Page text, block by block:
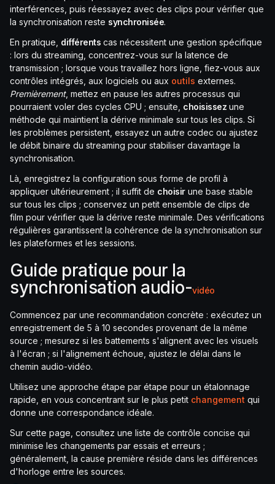
interférences, puis réessayez avec des clips pour vérifier que
la synchronisation reste synchronisée.
En pratique, différents cas nécessitent une gestion spécifique
: lors du streaming, concentrez-vous sur la latence de
transmission ; lorsque vous travaillez hors ligne, fiez-vous aux
contrôles intégrés, aux logiciels ou aux outils externes.
Premièrement, mettez en pause les autres processus qui
pourraient voler des cycles CPU ; ensuite, choisissez une
méthode qui maintient la dérive minimale sur tous les clips. Si
les problèmes persistent, essayez un autre codec ou ajustez
le débit binaire du streaming pour stabiliser davantage la
synchronisation.
Là, enregistrez la configuration sous forme de profil à
appliquer ultérieurement ; il suffit de choisirune base stable
sur tous les clips ; conservez un petit ensemble de clips de
film pour vérifier que la dérive reste minimale. Des vérifications
régulières garantissent la cohérence de la synchronisation sur
les plateformes et les sessions.
Guide pratique pour la
synchronisation audio-vidéo
Commencez par une recommandation concrète : exécutez un
enregistrement de 5 à 10 secondes provenant de la même
source ; mesurez si les battements s'alignent avec les visuels
à l'écran ; si l'alignement échoue, ajustez le délai dans le
chemin audio-vidéo.
Utilisez une approche étape par étape pour un étalonnage
rapide, en vous concentrant sur le plus petit changement qui
donne une correspondance idéale.
Sur cette page, consultez une liste de contrôle concise qui
minimise les changements par essais et erreurs ;
généralement, la cause première réside dans les différences
d'horloge entre les sources.